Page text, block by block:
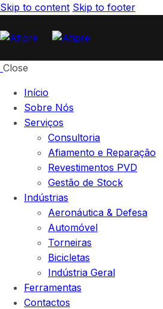
Skip to content Skip to footer
Close
Início
Sobre Nós
Serviços
Consultoria
Afiamento e Reparação
Revestimentos PVD
Gestão de Stock
Indústrias
Aeronáutica & Defesa
Automóvel
Torneiras
Bicicletas
Indústria Geral
Ferramentas
Contactos